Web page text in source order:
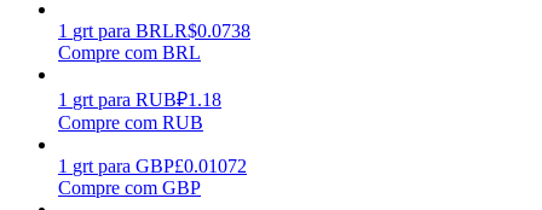
Ganhe recompensas competitivas diariamente
1 grt para BRLR$0.0738
Compre com BRL
1 grt para RUB₽1.18
Compre com RUB
1 grt para GBP£0.01072
Compre com GBP